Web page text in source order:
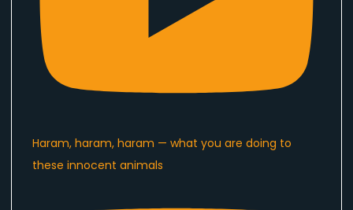
Haram, haram, haram — what you are doing to
these innocent animals